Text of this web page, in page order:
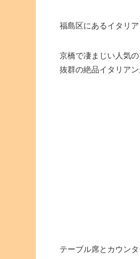
福島区にあるイタリア
京橋で凄まじい人気の
抜群の絶品イタリア
テーブル席とカウン